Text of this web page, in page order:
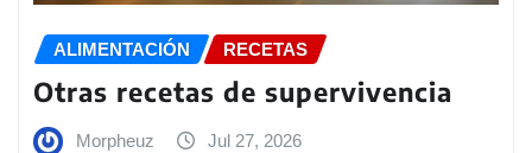
ALIMENTACIÓN RECETAS
Otras recetas de supervivencia
Morpheuz Jul 27, 2026